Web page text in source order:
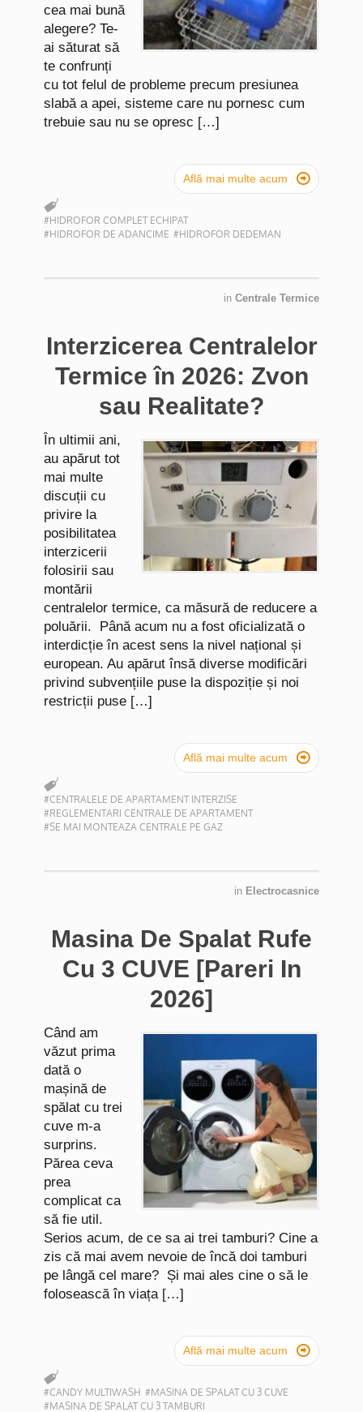
cea mai bună
alegere? Te-
ai săturat să
te confrunți
cu tot felul de probleme precum presiunea
slabă a apei, sisteme care nu pornesc cum
trebuie sau nu se opresc […]
Află mai multe acum 
#HIDROFOR COMPLET ECHIPAT
#HIDROFOR DE ADANCIME #HIDROFOR DEDEMAN
in Centrale Termice
Interzicerea Centralelor
Termice în 2026: Zvon
sau Realitate?
În ultimii ani,
au apărut tot
mai multe
discuții cu
privire la
posibilitatea
interzicerii
folosirii sau
montării
centralelor termice, ca măsură de reducere a
poluării. Până acum nu a fost oficializată o
interdicție în acest sens la nivel național și
european. Au apărut însă diverse modificări
privind subvențiile puse la dispoziție și noi
restricții puse […]
Află mai multe acum 
#CENTRALELE DE APARTAMENT INTERZISE
#REGLEMENTARI CENTRALE DE APARTAMENT
#SE MAI MONTEAZA CENTRALE PE GAZ
in Electrocasnice
Masina De Spalat Rufe
Cu 3 CUVE [Pareri In
2026]
Când am
văzut prima
dată o
mașină de
spălat cu trei
cuve m-a
surprins.
Părea ceva
prea
complicat ca
să fie util.
Serios acum, de ce sa ai trei tamburi? Cine a
zis că mai avem nevoie de încă doi tamburi
pe lângă cel mare? Și mai ales cine o să le
folosească în viața […]
Află mai multe acum 
#CANDY MULTIWASH #MASINA DE SPALAT CU 3 CUVE
#MASINA DE SPALAT CU 3 TAMBURI